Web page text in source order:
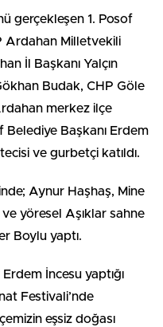
gerçekleşen 1. Posof
Ardahan Milletvekili
İl Başkanı Yalçın
Budak, CHP Göle
merkez ilçe
Belediye Başkanı Erdem
ve gurbetçi katıldı.
Aynur Haşhaş, Mine
yöresel Aşıklar sahne
Boylu yaptı.
İncesu yaptığı
Festivali’nde
eşsiz doğası